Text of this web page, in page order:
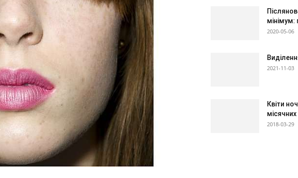
мінімум:
2020-05-06
2021-11-03
Квіти
2018-03-29